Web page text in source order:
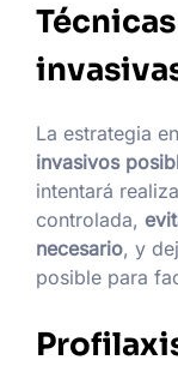
La estrategia
invasivos
intentará
controlada,
necesario, y
posible para